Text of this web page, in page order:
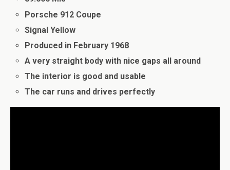
Porsche 912 Coupe
Signal Yellow
Produced in February 1968
A very straight body with nice gaps all around
The interior is good and usable
The car runs and drives perfectly